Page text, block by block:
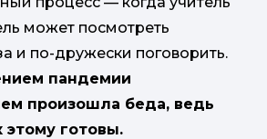
может посмотреть
и по-дружески поговорить.
пандемии
произошла беда, ведь
готовы.